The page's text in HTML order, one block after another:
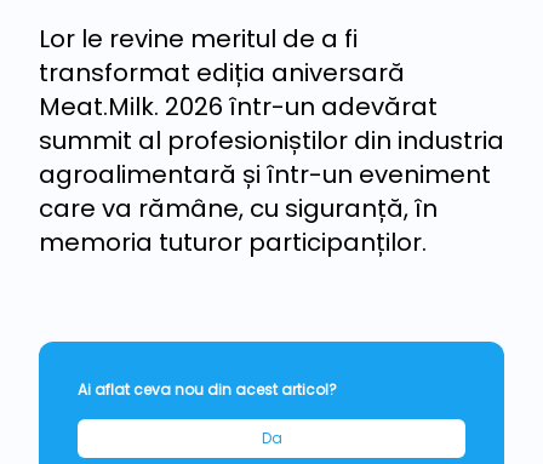
Lor le revine meritul de a fi
transformat ediția aniversară
Meat.Milk. 2026 într-un adevărat
summit al profesioniștilor din industria
agroalimentară și într-un eveniment
care va rămâne, cu siguranță, în
memoria tuturor participanților.
Ai aflat ceva nou din acest articol?
Da